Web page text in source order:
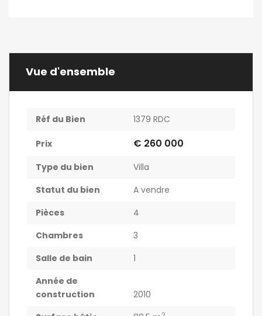
Vue d'ensemble
Réf du Bien 1379 RDC
Prix € 260 000
Type du bien
Villa
Statut du bien
A vendre
Pièces
4
Chambres
3
Salle de bain
1
Année de
construction
2010